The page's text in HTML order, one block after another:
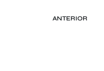
ANTERIOR